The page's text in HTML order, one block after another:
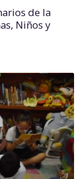
de la
Niños y